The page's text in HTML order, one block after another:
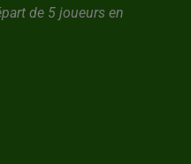
de 5 joueurs en